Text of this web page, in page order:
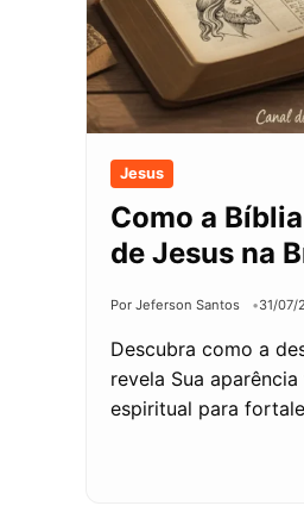
Jesus
Como a
de Jesus na
Por Jeferson Santos 31/07/
Descubra como a
revela Sua
espiritual para